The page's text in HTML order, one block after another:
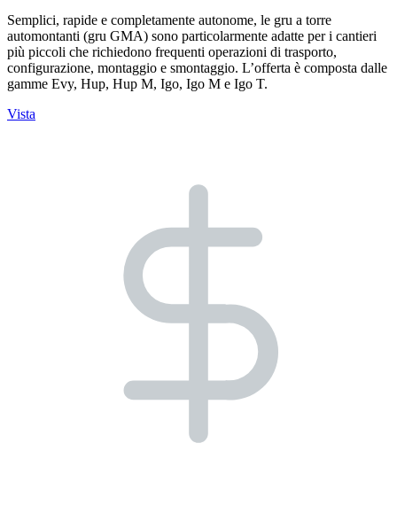
Semplici, rapide e completamente autonome, le gru a torre
automontanti (gru GMA) sono particolarmente adatte per i cantieri
più piccoli che richiedono frequenti operazioni di trasporto,
configurazione, montaggio e smontaggio. L’offerta è composta dalle
gamme Evy, Hup, Hup M, Igo, Igo M e Igo T.
Vista